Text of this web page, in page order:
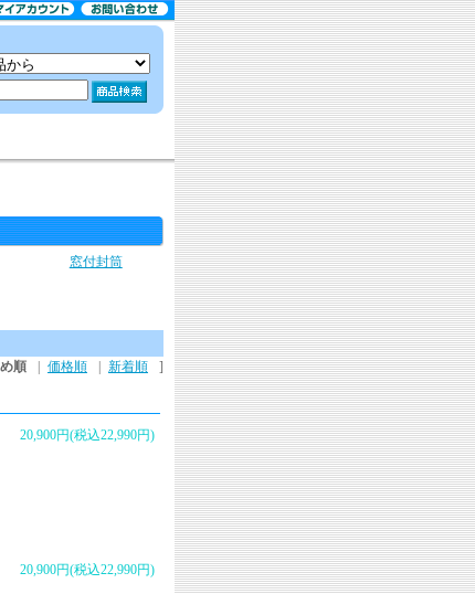
窓付封筒
順 価格順 新着順
]
20,900円(税込22,990円)
20,900円(税込22,990円)